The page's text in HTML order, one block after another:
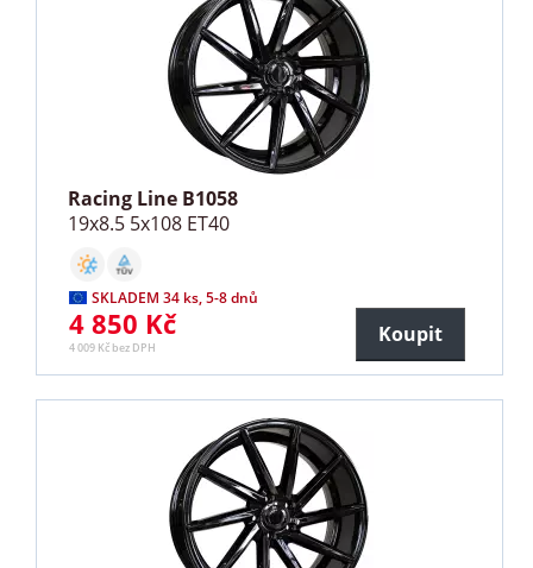
Racing Line B1058
19x8.5 5x108 ET40
SKLADEM 34 ks, 5-8 dnů
4 850 Kč
4 009 Kč bez DPH
Koupit